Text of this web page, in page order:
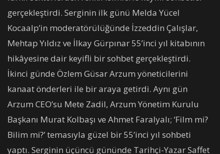
gerçekleştirdi. Serginin ilk günü Melda Yücel
Kocaalp’in moderatörülüğünde İzzeddin Çalışlar,
Mehtap Yıldız ve İlkay Gürpınar 55’inci yıl kitabının
hikâyesine dair keyifli bir sohbet gerçekleştirdi.
İkinci günde Özlem Güsar Arzum yöneticilerini
kanaat önderleri ile bir araya getirdi. Aynı gün
Arzum CEO’su Mete Zadil, Arzum Yönetim Kurulu
Başkanı Murat Kolbaşı ve Ahmet Faralyalı; ‘Film mi?
Bilim mi?’ temasıyla güzel bir 55’inci yıl sohbeti
yaptı. Serginin üçüncü gününde Tarihçi-Yazar Saffet